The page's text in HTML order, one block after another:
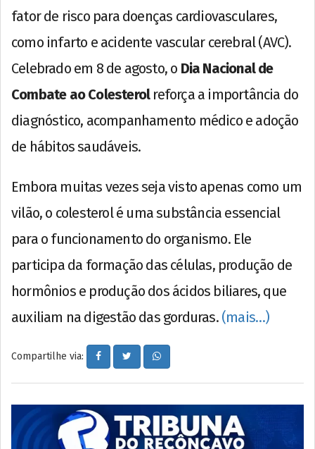
fator de risco para doenças cardiovasculares,
como infarto e acidente vascular cerebral (AVC).
Celebrado em 8 de agosto, o Dia Nacional de
Combate ao Colesterolreforça a importância do
diagnóstico, acompanhamento médico e adoção
de hábitos saudáveis.
Embora muitas vezes seja visto apenas como um
vilão, o colesterol é uma substância essencial
para o funcionamento do organismo. Ele
participa da formação das células, produção de
hormônios e produção dos ácidos biliares, que
auxiliam na digestão das gorduras. (mais…)
Compartilhe via: